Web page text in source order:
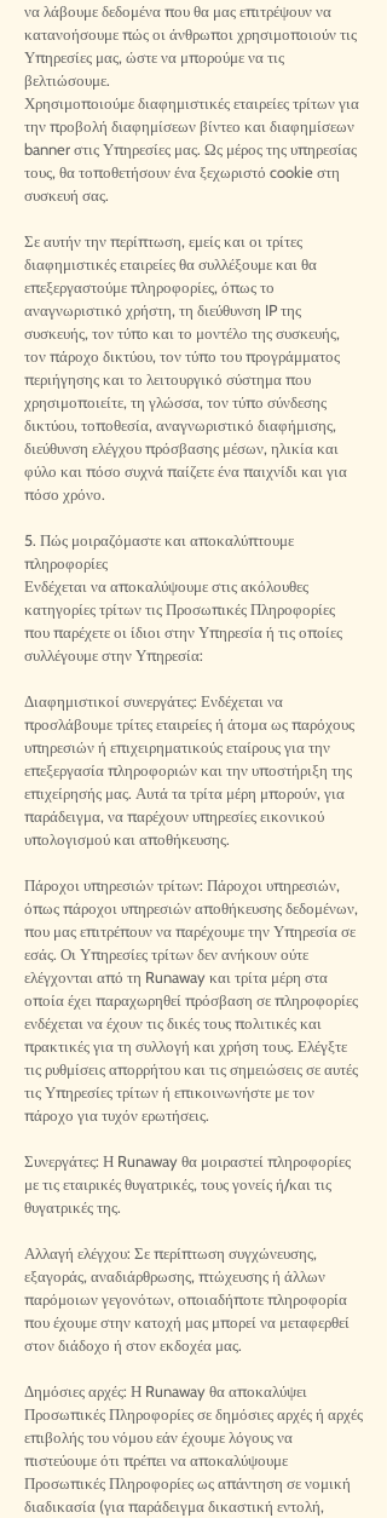
να λάβουμε δεδομένα που θα μας επιτρέψουν να
κατανοήσουμε πώς οι άνθρωποι χρησιμοποιούν τις
Υπηρεσίες μας, ώστε να μπορούμε να τις
βελτιώσουμε.
Χρησιμοποιούμε διαφημιστικές εταιρείες τρίτων για
την προβολή διαφημίσεων βίντεο και διαφημίσεων
banner στις Υπηρεσίες μας. Ως μέρος της υπηρεσίας
τους, θα τοποθετήσουν ένα ξεχωριστό cookie στη
συσκευή σας.
Σε αυτήν την περίπτωση, εμείς και οι τρίτες
διαφημιστικές εταιρείες θα συλλέξουμε και θα
επεξεργαστούμε πληροφορίες, όπως το
αναγνωριστικό χρήστη, τη διεύθυνση IP της
συσκευής, τον τύπο και το μοντέλο της συσκευής,
τον πάροχο δικτύου, τον τύπο του προγράμματος
περιήγησης και το λειτουργικό σύστημα που
χρησιμοποιείτε, τη γλώσσα, τον τύπο σύνδεσης
δικτύου, τοποθεσία, αναγνωριστικό διαφήμισης,
διεύθυνση ελέγχου πρόσβασης μέσων, ηλικία και
φύλο και πόσο συχνά παίζετε ένα παιχνίδι και για
πόσο χρόνο.
5. Πώς μοιραζόμαστε και αποκαλύπτουμε
πληροφορίες
Ενδέχεται να αποκαλύψουμε στις ακόλουθες
κατηγορίες τρίτων τις Προσωπικές Πληροφορίες
που παρέχετε οι ίδιοι στην Υπηρεσία ή τις οποίες
συλλέγουμε στην Υπηρεσία:
Διαφημιστικοί συνεργάτες: Ενδέχεται να
προσλάβουμε τρίτες εταιρείες ή άτομα ως παρόχους
υπηρεσιών ή επιχειρηματικούς εταίρους για την
επεξεργασία πληροφοριών και την υποστήριξη της
επιχείρησής μας. Αυτά τα τρίτα μέρη μπορούν, για
παράδειγμα, να παρέχουν υπηρεσίες εικονικού
υπολογισμού και αποθήκευσης.
Πάροχοι υπηρεσιών τρίτων: Πάροχοι υπηρεσιών,
όπως πάροχοι υπηρεσιών αποθήκευσης δεδομένων,
που μας επιτρέπουν να παρέχουμε την Υπηρεσία σε
εσάς. Οι Υπηρεσίες τρίτων δεν ανήκουν ούτε
ελέγχονται από τη Runaway και τρίτα μέρη στα
οποία έχει παραχωρηθεί πρόσβαση σε πληροφορίες
ενδέχεται να έχουν τις δικές τους πολιτικές και
πρακτικές για τη συλλογή και χρήση τους. Ελέγξτε
τις ρυθμίσεις απορρήτου και τις σημειώσεις σε αυτές
τις Υπηρεσίες τρίτων ή επικοινωνήστε με τον
πάροχο για τυχόν ερωτήσεις.
Συνεργάτες: Η Runaway θα μοιραστεί πληροφορίες
με τις εταιρικές θυγατρικές, τους γονείς ή/και τις
θυγατρικές της.
Αλλαγή ελέγχου: Σε περίπτωση συγχώνευσης,
εξαγοράς, αναδιάρθρωσης, πτώχευσης ή άλλων
παρόμοιων γεγονότων, οποιαδήποτε πληροφορία
που έχουμε στην κατοχή μας μπορεί να μεταφερθεί
στον διάδοχο ή στον εκδοχέα μας.
Δημόσιες αρχές: Η Runaway θα αποκαλύψει
Προσωπικές Πληροφορίες σε δημόσιες αρχές ή αρχές
επιβολής του νόμου εάν έχουμε λόγους να
πιστεύουμε ότι πρέπει να αποκαλύψουμε
Προσωπικές Πληροφορίες ως απάντηση σε νομική
διαδικασία (για παράδειγμα δικαστική εντολή,